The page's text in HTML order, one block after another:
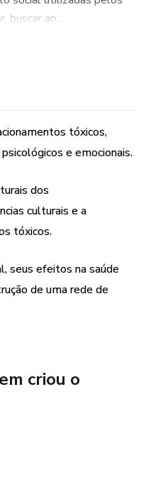
ap...
tóxicos,
e emocionais.
dos
culturais e a
tóxicos.
seus efeitos na saúde
de uma rede de
criou o